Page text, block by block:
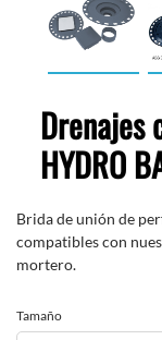
Drenajes
HYDRO
Brida de unión de
compatibles con
mortero.
Tamaño